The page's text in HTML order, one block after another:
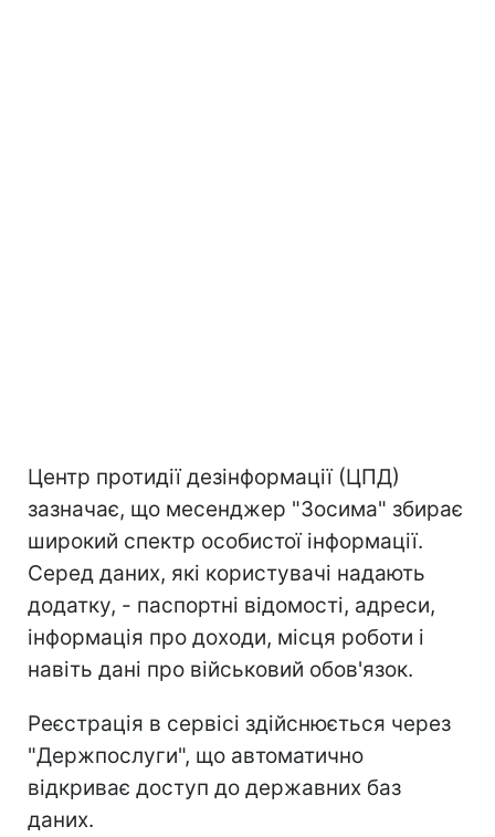
Центр протидії дезінформації (ЦПД)
зазначає, що месенджер "Зосима" збирає
широкий спектр особистої інформації.
Серед даних, які користувачі надають
додатку, - паспортні відомості, адреси,
інформація про доходи, місця роботи і
навіть дані про військовий обов'язок.
Реєстрація в сервісі здійснюється через
"Держпослуги", що автоматично
відкриває доступ до державних баз
даних.